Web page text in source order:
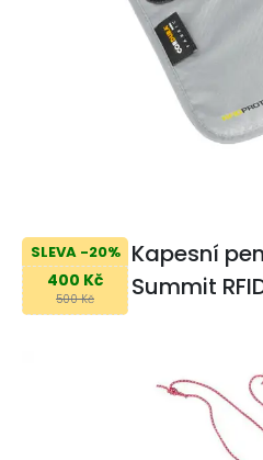
SLEVA -20%
400 Kč
500 Kč
Kapesní
Summit